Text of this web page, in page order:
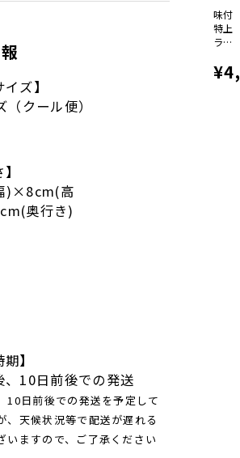
イズ】
クール便）
)×8cm(高
奥行き)
】
、10日前後での発送
10日前後での発送を予定して
、天候状況等で配送が遅れる
いますので、ご了承ください
カ...
味付
特上
ラム
ギス
カン